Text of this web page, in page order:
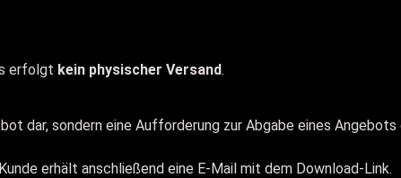
erfolgt kein physischer Versand.
dar, sondern eine Aufforderung zur Abgabe eines Angebots
erhält anschließend eine E-Mail mit dem Download-Link.